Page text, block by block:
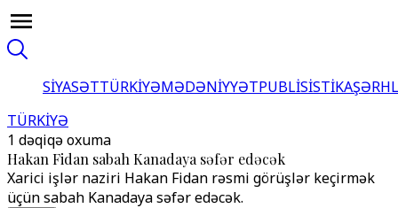
SİYASƏTTÜRKİYƏMƏDƏNİYYƏTPUBLİSİSTİKA
TÜRKİYƏ
1 dəqiqə oxuma
Hakan Fidan sabah Kanadaya səfər edəcək
Xarici işlər naziri Hakan Fidan rəsmi görüşlər keçirmək
üçün sabah Kanadaya səfər edəcək.